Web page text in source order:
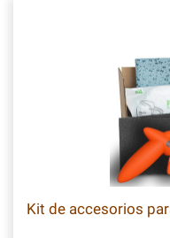
Kit de accesorios